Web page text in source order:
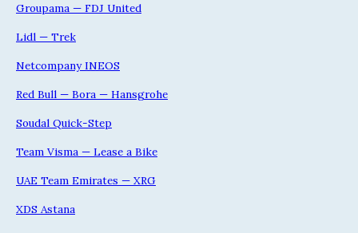
Groupama — FDJ United
Lidl — Trek
Netcompany INEOS
Red Bull — Bora — Hansgrohe
Soudal Quick-Step
Team Visma — Lease a Bike
UAE Team Emirates — XRG
XDS Astana